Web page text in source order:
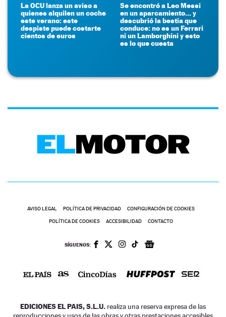
La OCU lanza un aviso a
quienes alquilen un coche
este verano: este
despiste puede costarte
cientos de euros
Se encontró a Leo Messi
en un aparcamiento... y
descubrió la bestia que
conduce: no es un Ferrari
ni un Lamborghini y esto
es lo que cuesta
AVISO LEGAL POLÍTICA DE PRIVACIDAD CONFIGURACIÓN DE COOKIES
POLÍTICA DE COOKIES ACCESIBILIDAD CONTACTO
SÍGUENOS:
EDICIONES EL PAIS, S.L.U. realiza una reserva expresa de las